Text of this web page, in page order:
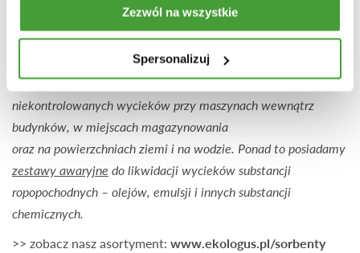
Zezwól na wszystkie
Spersonalizuj
lub w razie wycieku chcesz posiadać odpowiednie środki
do bezpiecznego ich usuwania, skontaktuj się Nami.
Firma Ekologus posiada szeroki asortyment środków
do zabezpieczania stanowisk pracy i prewencji na wypadek
niekontrolowanych wycieków przy maszynach wewnątrz
budynków, w miejscach magazynowania
oraz na powierzchniach ziemi i na wodzie. Ponad to posiadamy
zestawy awaryjne do likwidacji wycieków substancji
ropopochodnych – olejów, emulsji i innych substancji
chemicznych.
>> zobacz nasz asortyment: www.ekologus.pl/sorbenty